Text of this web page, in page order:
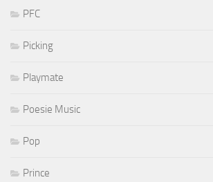
PFC
Picking
Playmate
Poesie Music
Pop
Prince